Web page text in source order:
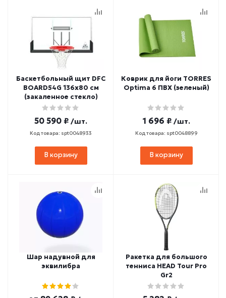
Баскетбольный щит DFC
BOARD54G 136х80 см
(закаленное стекло)
50 590 ₽ /шт.
Код товара: spt0048933
В корзину
Коврик для йоги TORRES
Optima 6 ПВХ (зеленый)
1 696 ₽ /шт.
Код товара: spt0048899
В корзину
Шар надувной для
эквилибра
Ракетка для большого
тенниса HEAD Tour Pro
Gr2